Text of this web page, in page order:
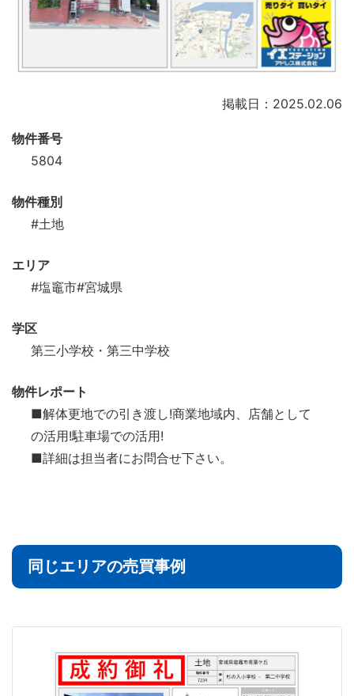
掲載日：2025.02.06
物件番号
5804
物件種別
#土地
エリア
#塩竈市#宮城県
学区
第三小学校・第三中学校
物件レポート
■解体更地での引き渡し!商業地域内、店舗として
の活用!駐車場での活用!
■詳細は担当者にお問合せ下さい。
同じエリアの売買事例